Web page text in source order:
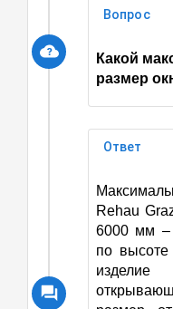
Вопрос
Какой
размер
Ответ
Rehau
6000 мм –
по